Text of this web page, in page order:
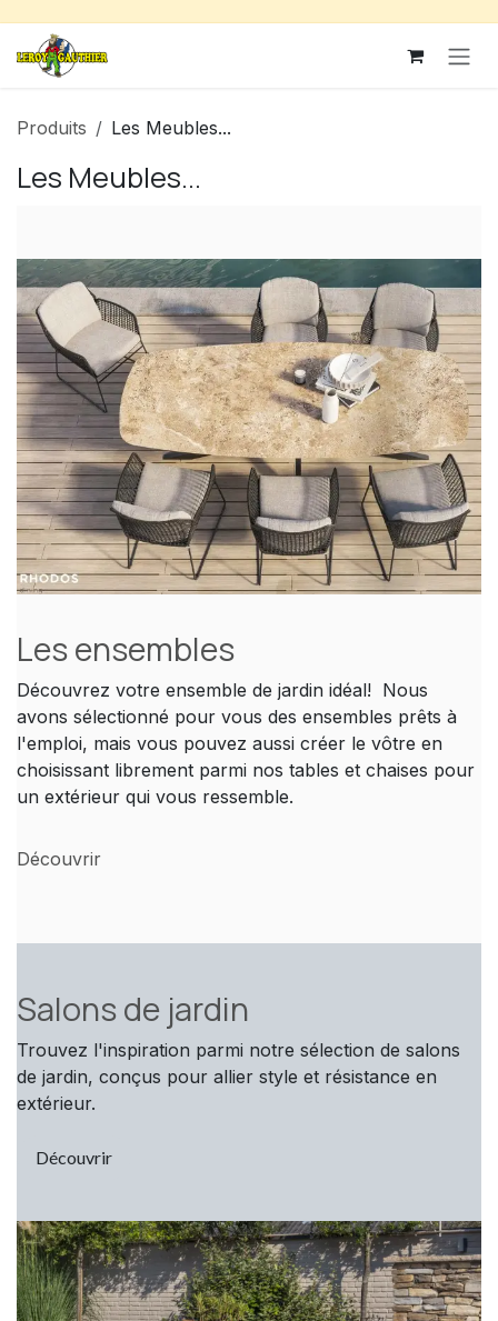
Se rendre au contenu
Produits Les Meubles...
Les Meubles...
Les ensembles
Découvrez votre ensemble de jardin idéal! Nous
avons sélectionné pour vous des ensembles prêts à
l'emploi, mais vous pouvez aussi créer le vôtre en
choisissant librement parmi nos tables et chaises pour
un extérieur qui vous ressemble.
Découvrir
Salons de jardin
Trouvez l'inspiration parmi notre sélection de salons
de jardin, conçus pour allier style et résistance en
extérieur.
Découvrir